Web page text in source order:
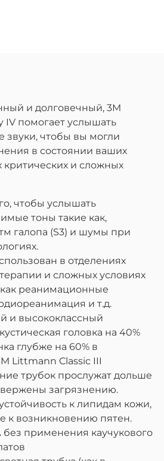
и долговечный, 3M
IV помогает услышать
звуки, чтобы вы могли
в состоянии ваших
критических и сложных
чтобы услышать
тоны такие как,
галопа (S3) и шумы при
в отделениях
и сложных условиях
как реанимационные
и т.д.
и высококлассный
головка на 40%
глубже на 60% в
Littmann Classic III
трубок прослужат дольше
загрязнению.
к липидам кожи,
к возникновению пятен.
применения каучукового